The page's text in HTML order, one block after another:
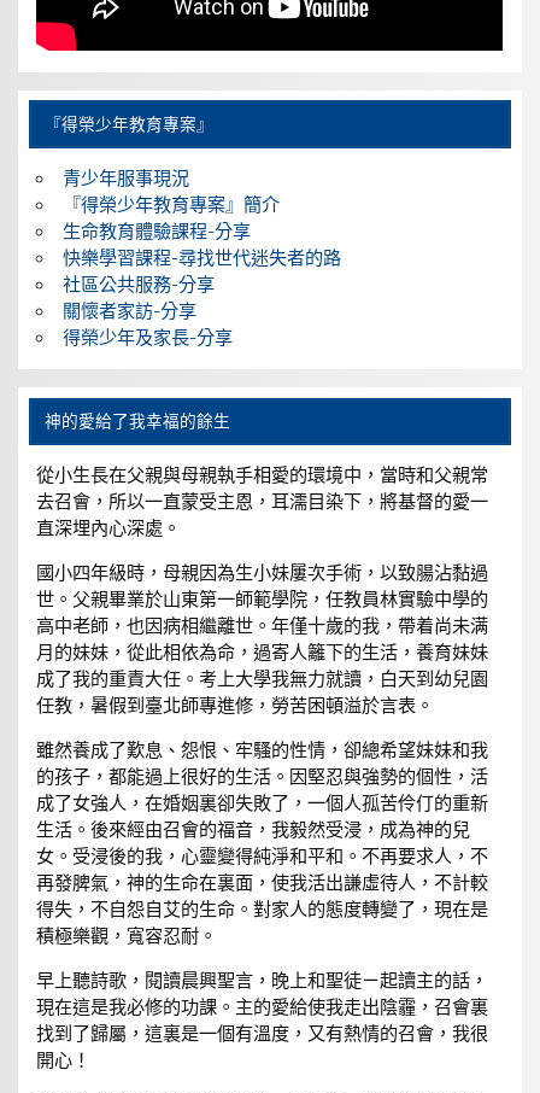
『得榮少年教育專案』
青少年服事現況
『得榮少年教育專案』簡介
生命教育體驗課程-分享
快樂學習課程-尋找世代迷失者的路
社區公共服務-分享
關懷者家訪-分享
得榮少年及家長-分享
神的愛給了我幸福的餘生
從小生長在父親與母親執手相愛的環境中，當時和父親常
去召會，所以一直蒙受主恩，耳濡目染下，將基督的愛一
直深埋內心深處。
國小四年級時，母親因為生小妹屢次手術，以致腸沾黏過
世。父親畢業於山東第一師範學院，任教員林實驗中學的
高中老師，也因病相繼離世。年僅十歲的我，帶着尚未满
月的妹妹，從此相依為命，過寄人籬下的生活，養育妹妹
成了我的重責大任。考上大學我無力就讀，白天到幼兒園
任教，暑假到臺北師專進修，勞苦困頓溢於言表。
雖然養成了歎息、怨恨、牢騷的性情，卻總希望妹妹和我
的孩子，都能過上很好的生活。因堅忍與強勢的個性，活
成了女強人，在婚姻裏卻失敗了，一個人孤苦伶仃的重新
生活。後來經由召會的福音，我毅然受浸，成為神的兒
女。受浸後的我，心靈變得純淨和平和。不再要求人，不
再發脾氣，神的生命在裏面，使我活出謙虛待人，不計較
得失，不自怨自艾的生命。對家人的態度轉變了，現在是
積極樂觀，寬容忍耐。
早上聽詩歌，閱讀晨興聖言，晚上和聖徒ㄧ起讀主的話，
現在這是我必修的功課。主的愛給使我走出陰霾，召會裏
找到了歸屬，這裏是一個有溫度，又有熱情的召會，我很
開心！